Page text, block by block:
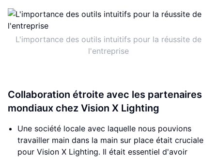
L'importance des outils intuitifs pour la réussite de
l'entreprise
Collaboration étroite avec les partenaires
mondiaux chez Vision X Lighting
Une société locale avec laquelle nous pouvions
travailler main dans la main sur place était cruciale
pour Vision X Lighting. Il était essentiel d'avoir